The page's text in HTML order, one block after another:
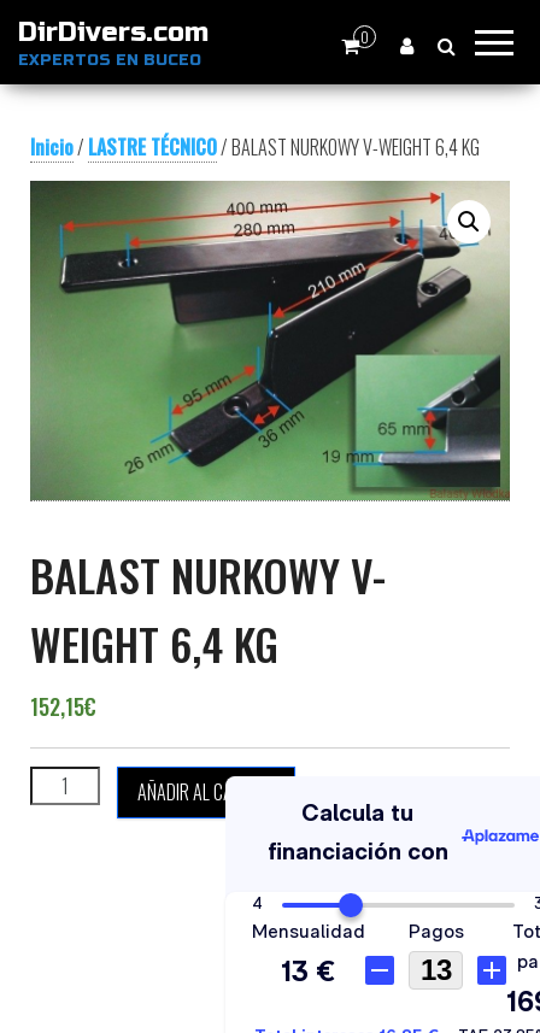
DirDivers.com
EXPERTOS EN BUCEO
0
Inicio/ LASTRE TÉCNICO/ BALAST NURKOWY V-WEIGHT 6,4 KG
BALAST NURKOWY V-
WEIGHT 6,4 KG
152,15€
BALAST NURKOWY V-WEIGHT 6,4 KG cantidad
AÑADIR AL CARRITO